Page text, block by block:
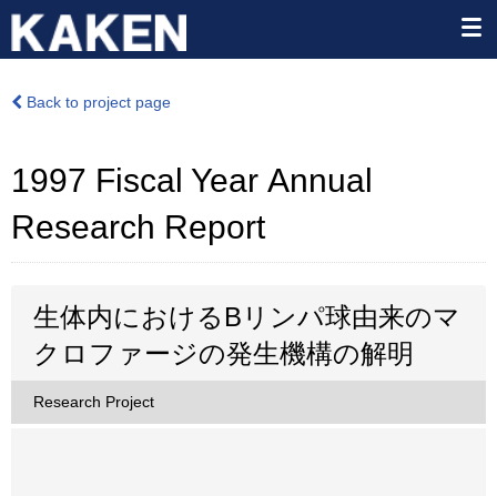
Back to project page
1997 Fiscal Year Annual
Research Report
生体内におけるBリンパ球由来のマ
クロファージの発生機構の解明
Research Project